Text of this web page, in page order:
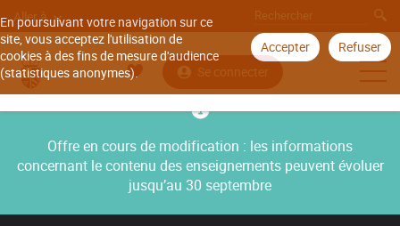
En poursuivant votre navigation sur ce
site, vous acceptez l'utilisation de
cookies à des fins de mesure d'audience
(statistiques anonymes).
Accepter Refuser
Aller à
Se connecter
Offre en cours de modification : les informations
concernant le contenu des enseignements peuvent évoluer
jusqu’au 30 septembre